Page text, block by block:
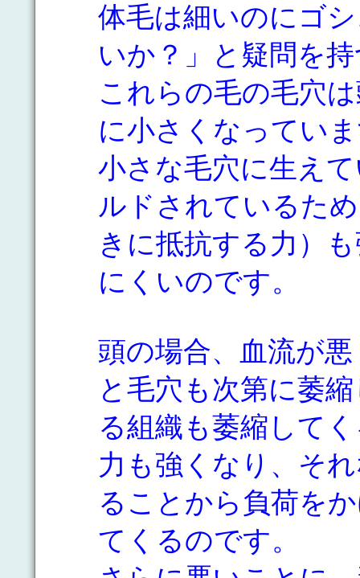
体毛は細いのにゴ
いか？」と疑問を
これらの毛の毛穴
に小さくなってい
小さな毛穴に生え
ルドされているた
きに抵抗する力）
にくいのです。
頭の場合、血流が
と毛穴も次第に萎
る組織も萎縮して
力も強くなり、そ
ることから負荷を
てくるのです。